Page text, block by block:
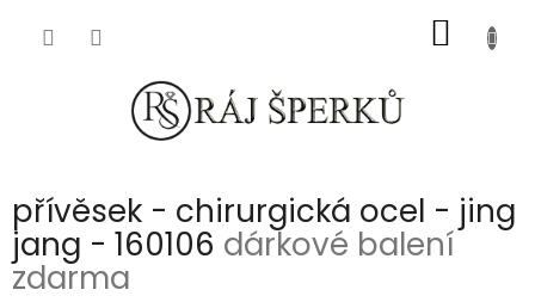
KOŠÍK
přívěsek - chirurgická ocel - jing
jang - 160106 dárkové balení
zdarma